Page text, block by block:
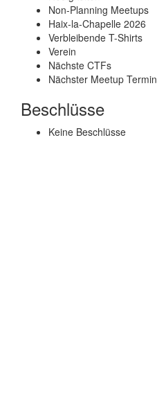
Non-Planning Meetups
Haix‑la‑Chapelle 2026
Verbleibende T-Shirts
Verein
Nächste CTFs
Nächster Meetup Termin
Beschlüsse
Keine Beschlüsse